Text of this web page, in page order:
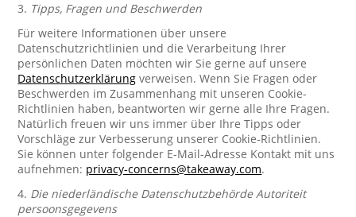
3. Tipps, Fragen und Beschwerden
Für weitere Informationen über unsere
Datenschutzrichtlinien und die Verarbeitung Ihrer
persönlichen Daten möchten wir Sie gerne auf unsere
Datenschutzerklärung verweisen. Wenn Sie Fragen oder
Beschwerden im Zusammenhang mit unseren Cookie-
Richtlinien haben, beantworten wir gerne alle Ihre Fragen.
Natürlich freuen wir uns immer über Ihre Tipps oder
Vorschläge zur Verbesserung unserer Cookie-Richtlinien.
Sie können unter folgender E-Mail-Adresse Kontakt mit uns
aufnehmen: privacy-concerns@takeaway.com.
4. Die niederländische Datenschutzbehörde Autoriteit
persoonsgegevens